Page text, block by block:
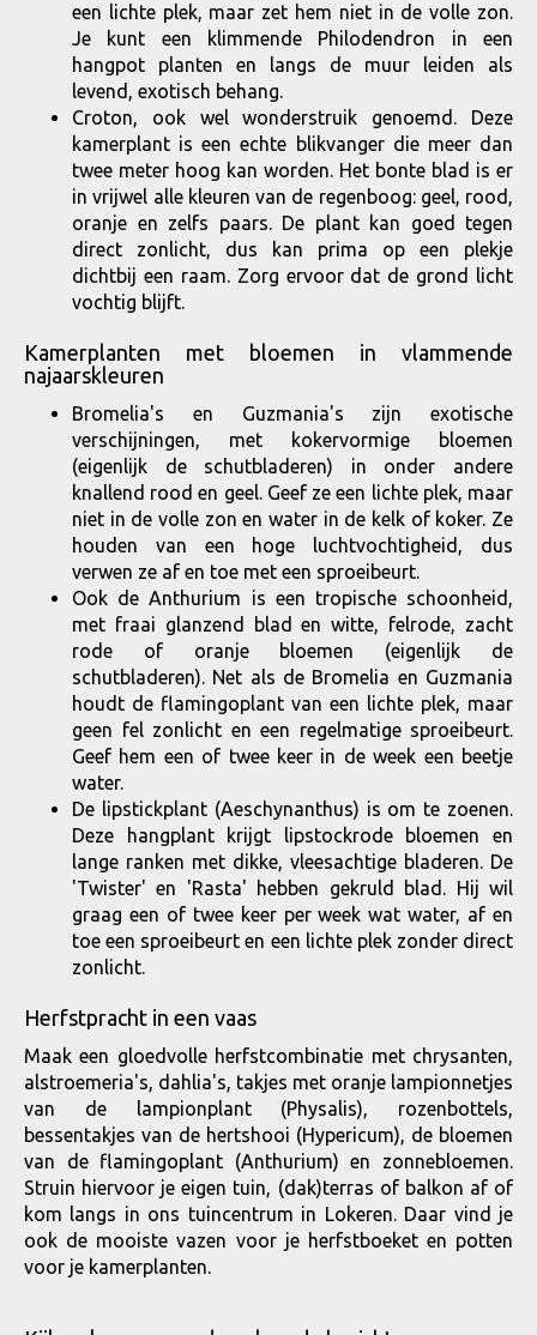
een lichte plek, maar zet hem niet in de volle zon.
Je kunt een klimmende Philodendron in een
hangpot planten en langs de muur leiden als
levend, exotisch behang.
Croton, ook wel wonderstruik genoemd. Deze
kamerplant is een echte blikvanger die meer dan
twee meter hoog kan worden. Het bonte blad is er
in vrijwel alle kleuren van de regenboog: geel, rood,
oranje en zelfs paars. De plant kan goed tegen
direct zonlicht, dus kan prima op een plekje
dichtbij een raam. Zorg ervoor dat de grond licht
vochtig blijft.
Kamerplanten met bloemen in vlammende
najaarskleuren
Bromelia's en Guzmania's zijn exotische
verschijningen, met kokervormige bloemen
(eigenlijk de schutbladeren) in onder andere
knallend rood en geel. Geef ze een lichte plek, maar
niet in de volle zon en water in de kelk of koker. Ze
houden van een hoge luchtvochtigheid, dus
verwen ze af en toe met een sproeibeurt.
Ook de Anthurium is een tropische schoonheid,
met fraai glanzend blad en witte, felrode, zacht
rode of oranje bloemen (eigenlijk de
schutbladeren). Net als de Bromelia en Guzmania
houdt de flamingoplant van een lichte plek, maar
geen fel zonlicht en een regelmatige sproeibeurt.
Geef hem een of twee keer in de week een beetje
water.
De lipstickplant (Aeschynanthus) is om te zoenen.
Deze hangplant krijgt lipstockrode bloemen en
lange ranken met dikke, vleesachtige bladeren. De
'Twister' en 'Rasta' hebben gekruld blad. Hij wil
graag een of twee keer per week wat water, af en
toe een sproeibeurt en een lichte plek zonder direct
zonlicht.
Herfstpracht in een vaas
Maak een gloedvolle herfstcombinatie met chrysanten,
alstroemeria's, dahlia's, takjes met oranje lampionnetjes
van de lampionplant (Physalis), rozenbottels,
bessentakjes van de hertshooi (Hypericum), de bloemen
van de flamingoplant (Anthurium) en zonnebloemen.
Struin hiervoor je eigen tuin, (dak)terras of balkon af of
kom langs in ons tuincentrum in Lokeren. Daar vind je
ook de mooiste vazen voor je herfstboeket en potten
voor je kamerplanten.